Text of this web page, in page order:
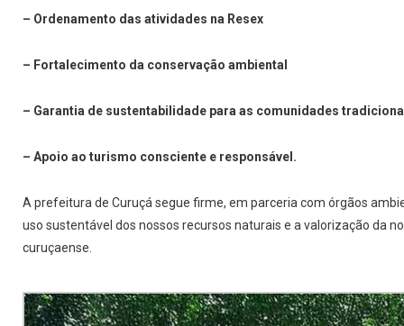
– Ordenamento das atividades na Resex
– Fortalecimento da conservação ambiental
– Garantia de sustentabilidade para as comunidades
– Apoio ao turismo consciente e responsável.
A prefeitura de Curuçá segue firme, em parceria com órgãos
uso sustentável dos nossos recursos naturais e a valorização da
curuçaense.